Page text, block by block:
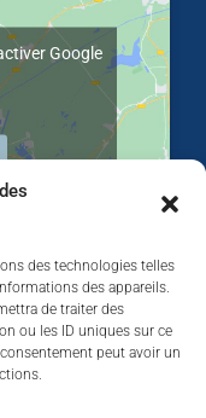
des technologies telles
des appareils.
de traiter des
ou les ID uniques sur ce
peut avoir un
Google